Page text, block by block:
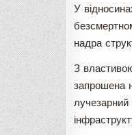
У
надра
З
запрошена